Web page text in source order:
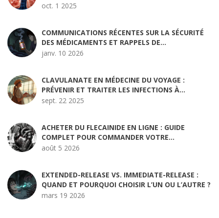
oct. 1 2025
COMMUNICATIONS RÉCENTES SUR LA SÉCURITÉ
DES MÉDICAMENTS ET RAPPELS DE
MÉDICAMENTS
janv. 10 2026
CLAVULANATE EN MÉDECINE DU VOYAGE :
PRÉVENIR ET TRAITER LES INFECTIONS À
L'ÉTRANGER
sept. 22 2025
ACHETER DU FLECAINIDE EN LIGNE : GUIDE
COMPLET POUR COMMANDER VOTRE
TRAITEMENT CARDIAQUE
août 5 2026
EXTENDED-RELEASE VS. IMMEDIATE-RELEASE :
QUAND ET POURQUOI CHOISIR L’UN OU L’AUTRE ?
mars 19 2026